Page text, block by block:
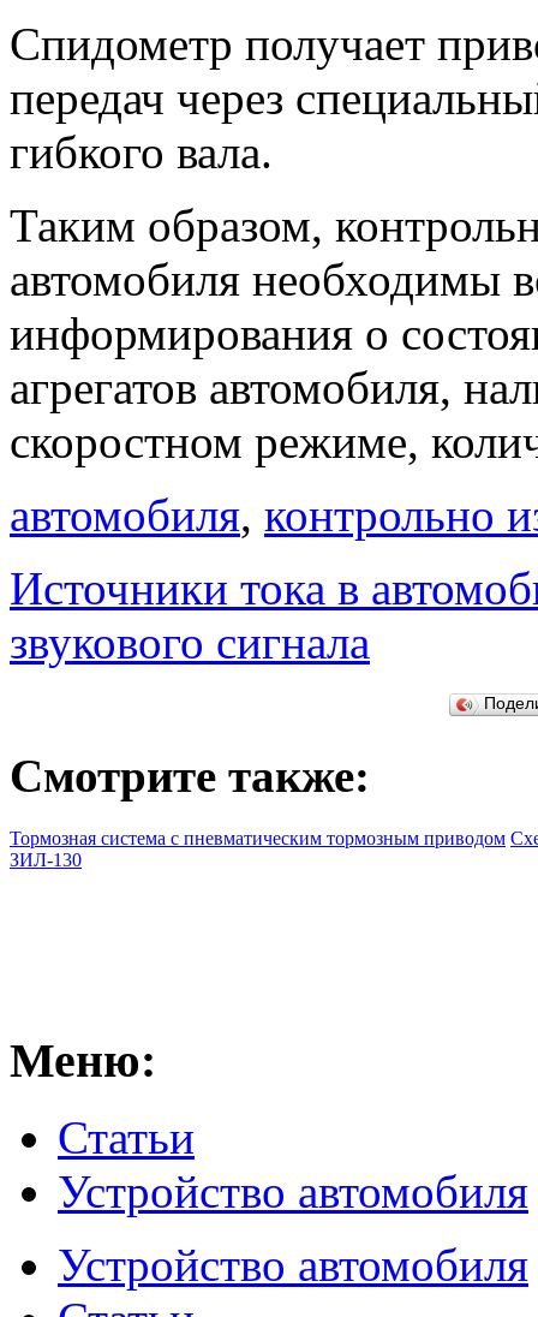
Спидометр получает
передач через
гибкого вала.
Таким образом,
автомобиля необходимы
информирования о
агрегатов автомобиля,
скоростном режиме,
автомобиля, контрольно
Источники тока в
звукового сигнала
Смотрите также:
Тормозная система с пневматическим тормозным приводом
ЗИЛ-130
Меню:
Статьи
Устройство автомобиля
Устройство автомобиля